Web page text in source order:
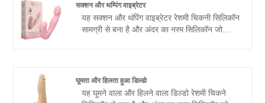
सक्शन और थम्पिंग वाइब्रेटर
यह सक्शन और थंपिंग वाइब्रेटर रेशमी चिकनी सिलिकॉन
सामग्री से बना है और अंदर का नरम सिलिकॉन जो
जी-स्पॉट थंपिंग गति से सुसज्जित, यह सक्शन और
थंपिंग वाइब्रेटर एक ही समय में क्लिटोरिस और जी-स्पॉट
और अन्य इरोजेनस जोन को भी उत्तेजित कर सकता है।
घूमता और हिलता हुआ डिल्डो
यह घूमने वाला और हिलने वाला डिल्डो रेशमी चिकने